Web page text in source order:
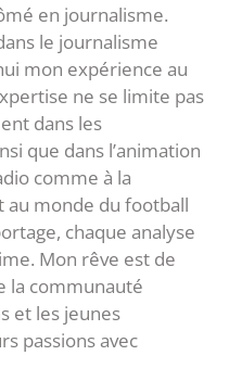
en journalisme.
le journalisme
mon expérience au
ne se limite pas
dans les
que dans l’animation
comme à la
au monde du football
chaque analyse
Mon rêve est de
la communauté
et les jeunes
passions avec